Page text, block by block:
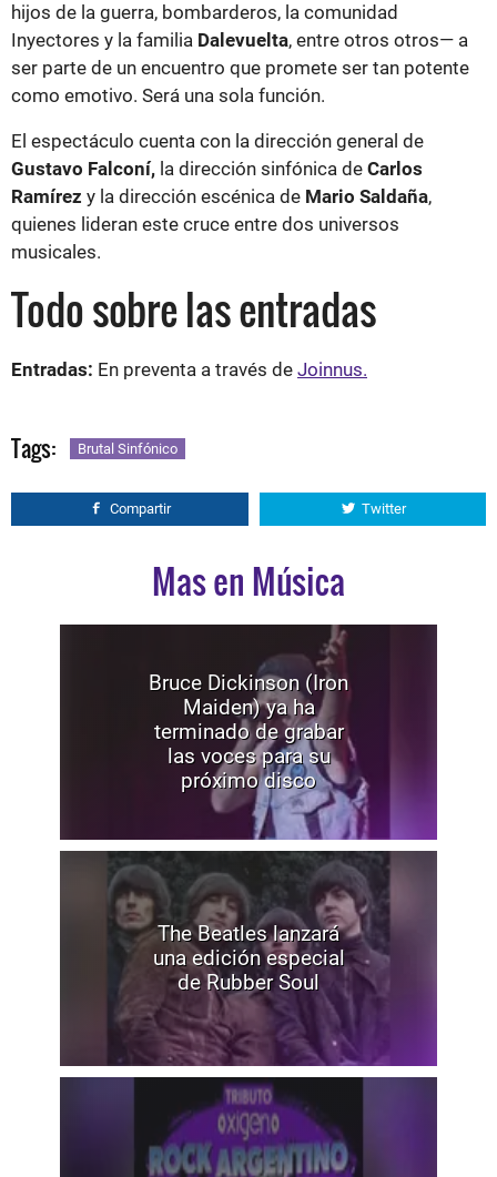
hijos de la guerra, bombarderos, la comunidad
Inyectores y la familia Dalevuelta, entre otros otros— a
ser parte de un encuentro que promete ser tan potente
como emotivo. Será una sola función.
El espectáculo cuenta con la dirección general de
Gustavo Falconí, la dirección sinfónica de Carlos
Ramírez y la dirección escénica de Mario Saldaña,
quienes lideran este cruce entre dos universos
musicales.
Todo sobre las entradas
Entradas: En preventa a través de Joinnus.
Tags: Brutal Sinfónico
Compartir Twitter
Mas en Música
Bruce Dickinson (Iron
Maiden) ya ha
terminado de grabar
las voces para su
próximo disco
The Beatles lanzará
una edición especial
de Rubber Soul